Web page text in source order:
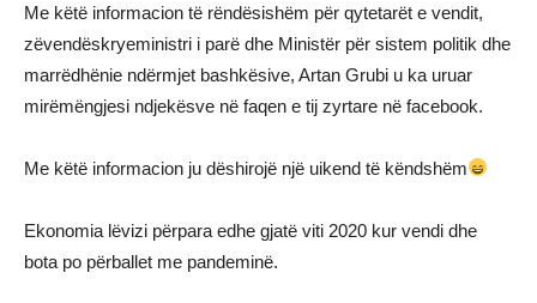
Me këtë informacion të rëndësishëm për qytetarët e vendit,
zëvendëskryeministri i parë dhe Ministër për sistem politik dhe
marrëdhënie ndërmjet bashkësive, Artan Grubi u ka uruar
mirëmëngjesi ndjekësve në faqen e tij zyrtare në facebook.
Me këtë informacion ju dëshirojë një uikend të këndshëm
Ekonomia lëvizi përpara edhe gjatë viti 2020 kur vendi dhe
bota po përballet me pandeminë.